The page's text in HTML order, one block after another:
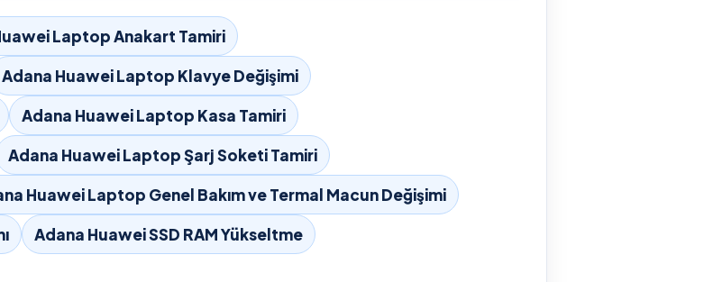
Laptop Anakart Tamiri
Adana Huawei Laptop Klavye Değişimi
Adana Huawei Laptop Kasa Tamiri
Adana Huawei Laptop Şarj Soketi Tamiri
Huawei Laptop Genel Bakım ve Termal Macun Değişimi
Adana Huawei SSD RAM Yükseltme